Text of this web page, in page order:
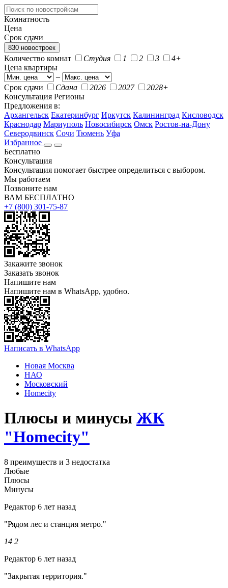
Комнатность
Цена
Срок сдачи
830 новостроек
Количество комнат Студия 1 2 3
4+
Цена квартиры
–
Срок сдачи
Сдана 2026 2027
2028+
Консультация Регионы
Предложения в:
Архангельск Екатеринбург Иркутск Калининград Кисловодск
Краснодар Мариуполь Новосибирск Омск Ростов-на-Дону
Северодвинск Сочи Тюмень Уфа
Избранное
Бесплатно
Консультация
Консультация помогает быстрее определиться с выбором.
Мы работаем
Позвоните нам
ВАМ БЕСПЛАТНО
+7 (800) 301-75-87
Закажите звонок
Заказать звонок
Напишите нам
Напишите нам в WhatsApp, удобно.
Написать в WhatsApp
Новая Москва
НАО
Московский
Homecity
Плюсы и минусы ЖК
"Homecity"
8 преимуществ и 3 недостатка
Любые
Плюсы
Минусы
Редактор 6 лет назад
"Рядом лес и станция метро."
14 2
Редактор 6 лет назад
"Закрытая территория."